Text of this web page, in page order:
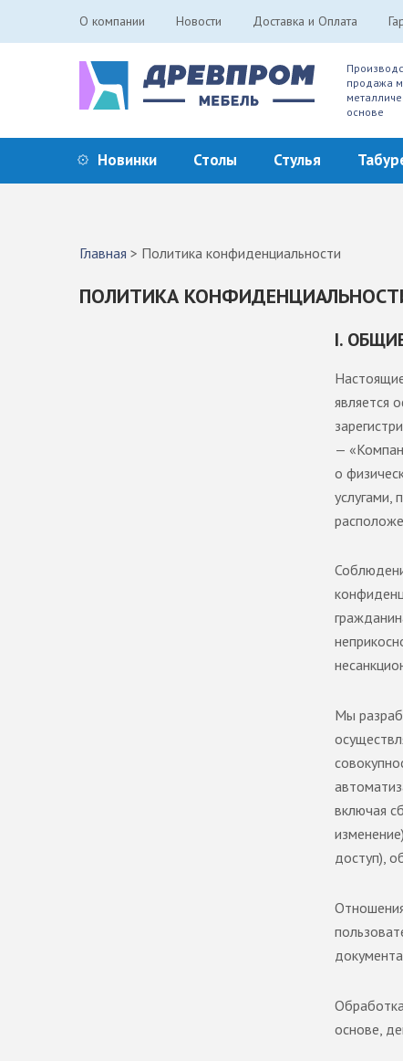
О компании Новости Доставка и Оплата
продажа
основе
Новинки Столы Стулья
Главная > Политика конфиденциальности
ПОЛИТИКА
I.
является
—
о
услугами,
Мы
включая
доступ),
основе,